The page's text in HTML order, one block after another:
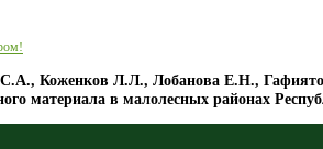
Коженков Л.Л., Лобанова Е.Н.,
материала в малолесных районах